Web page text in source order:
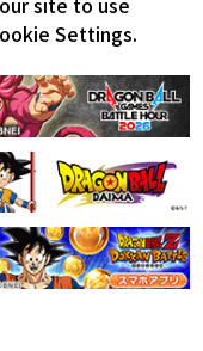
Settings.